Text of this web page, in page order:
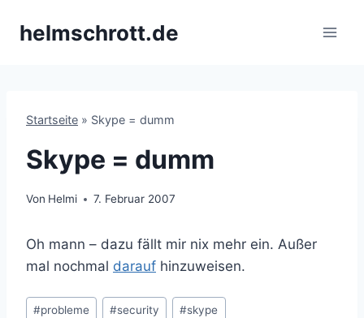
Inhalthelmschrott.de
Startseite » Skype = dumm
Skype = dumm
Von Helmi 7. Februar 2007
Oh mann – dazu fällt mir nix mehr ein. Außer
mal nochmal darauf hinzuweisen.
Schlagworte:
#probleme #security #skype